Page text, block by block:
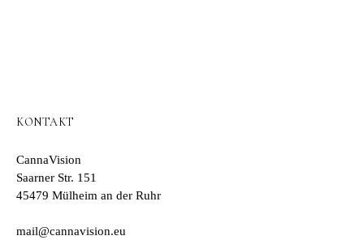
KONTAKT
CannaVision
Saarner Str. 151
45479 Mülheim an der Ruhr
mail@cannavision.eu